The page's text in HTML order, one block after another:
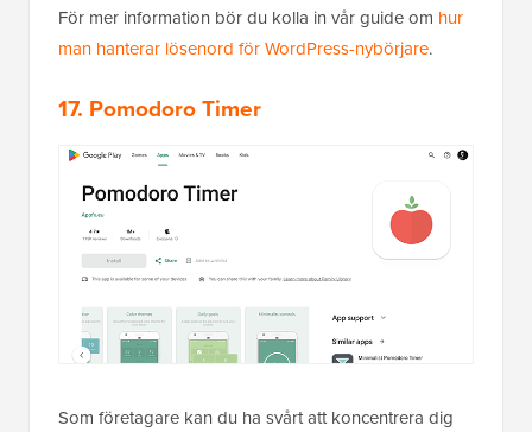
För mer information bör du kolla in vår guide om hur
man hanterar lösenord för WordPress-nybörjare.
17. Pomodoro Timer
Som företagare kan du ha svårt att koncentrera dig